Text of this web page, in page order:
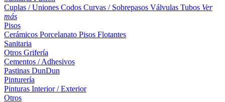
Cuplas / Uniones Codos Curvas / Sobrepasos Válvulas Tubos Ver
más
Pisos
Cerámicos Porcelanato Pisos Flotantes
Sanitaria
Otros Grifería
Cementos / Adhesivos
Pastinas DunDun
Pinturería
Pinturas Interior / Exterior
Otros